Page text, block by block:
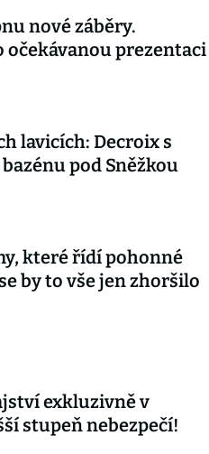
nové záběry.
prezentaci
lavicích: Decroix s
pod Sněžkou
které řídí pohonné
by to vše jen zhoršilo
exkluzivně v
stupeň nebezpečí!